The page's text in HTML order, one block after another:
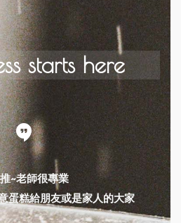
starts here
~老師很專業
蛋糕給朋友或是家人的大家